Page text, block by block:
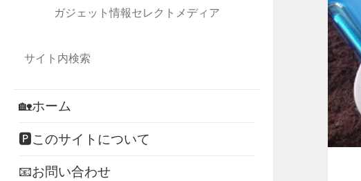
ガジェット情報セレクトメディア
🏡ホーム
🅿このサイトについて
📧お問い合わせ